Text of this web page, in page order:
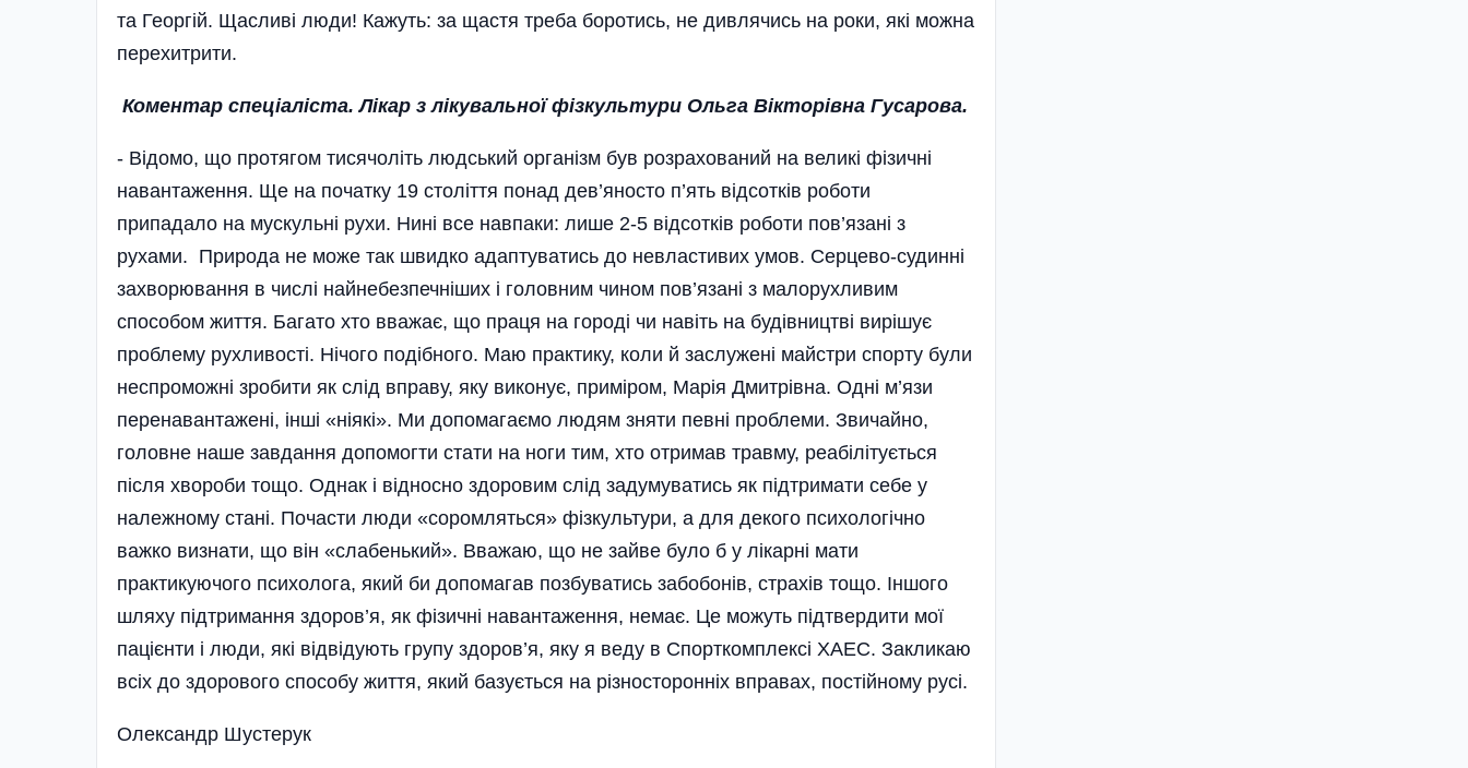
та Георгій. Щасливі люди! Кажуть: за щастя треба боротись, не дивлячись на роки, які можна
перехитрити.
Коментар спеціаліста. Лікар з лікувальної фізкультури Ольга Вікторівна Гусарова.
- Відомо, що протягом тисячоліть людський організм був розрахований на великі фізичні
навантаження. Ще на початку 19 століття понад дев’яносто п’ять відсотків роботи
припадало на мускульні рухи. Нині все навпаки: лише 2-5 відсотків роботи пов’язані з
рухами. Природа не може так швидко адаптуватись до невластивих умов. Серцево-судинні
захворювання в числі найнебезпечніших і головним чином пов’язані з малорухливим
способом життя. Багато хто вважає, що праця на городі чи навіть на будівництві вирішує
проблему рухливості. Нічого подібного. Маю практику, коли й заслужені майстри спорту були
неспроможні зробити як слід вправу, яку виконує, приміром, Марія Дмитрівна. Одні м’язи
перенавантажені, інші «ніякі». Ми допомагаємо людям зняти певні проблеми. Звичайно,
головне наше завдання допомогти стати на ноги тим, хто отримав травму, реабілітується
після хвороби тощо. Однак і відносно здоровим слід задумуватись як підтримати себе у
належному стані. Почасти люди «соромляться» фізкультури, а для декого психологічно
важко визнати, що він «слабенький». Вважаю, що не зайве було б у лікарні мати
практикуючого психолога, який би допомагав позбуватись забобонів, страхів тощо. Іншого
шляху підтримання здоров’я, як фізичні навантаження, не­має. Це можуть підтвердити мої
пацієнти і люди, які відвідують групу здоров’я, яку я веду в Спорткомплексі ХАЕС. Закликаю
всіх до здорового способу життя, який базується на різносторонніх вправах, пості­йному русі.
Олександр Шустерук